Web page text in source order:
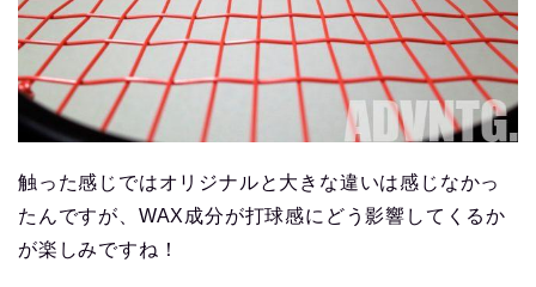
触った感じではオリジナルと大きな違いは感じなかっ
たんですが、WAX成分が打球感にどう影響してくるか
が楽しみですね！